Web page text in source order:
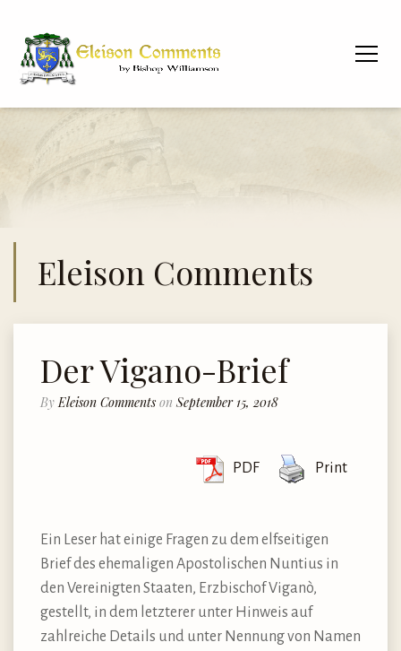
Eleison Comments
Der Vigano-Brief
By Eleison Comments on September 15, 2018
PDF Print
Ein Leser hat einige Fragen zu dem elfseitigen
Brief des ehemaligen Apostolischen Nuntius in
den Vereinigten Staaten, Erzbischof Viganò,
gestellt, in dem letzterer unter Hinweis auf
zahlreiche Details und unter Nennung von Namen